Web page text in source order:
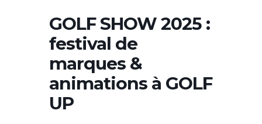
GOLF SHOW 2025 :
festival de
marques &
animations à GOLF
UP